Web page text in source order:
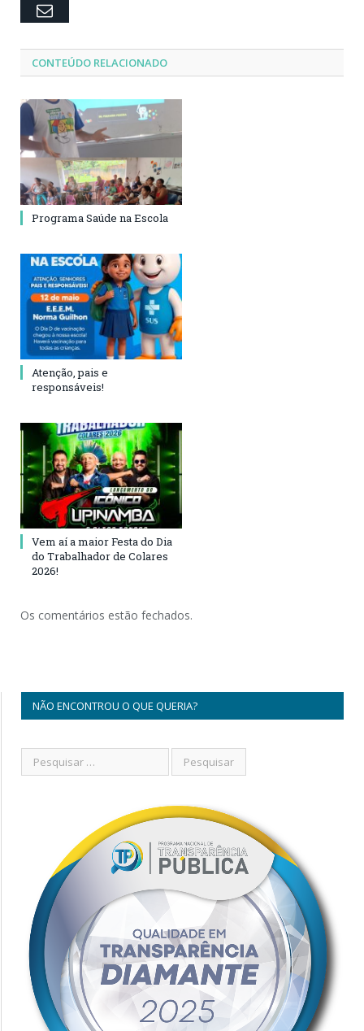
Email
CONTEÚDO RELACIONADO
Programa Saúde na Escola
Atenção, pais e
responsáveis!
Vem aí a maior Festa do Dia
do Trabalhador de Colares
2026!
Os comentários estão fechados.
NÃO ENCONTROU O QUE QUERIA?